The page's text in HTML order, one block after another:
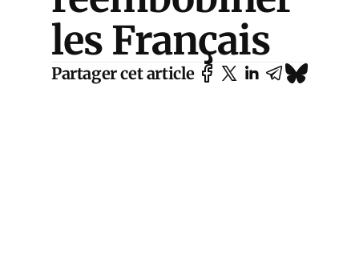
les Français
Partager cet article